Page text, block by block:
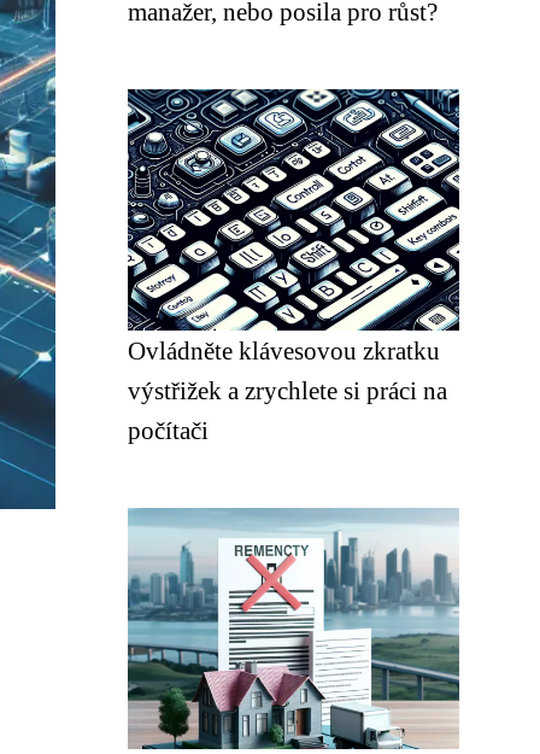
manažer, nebo posila pro růst?
Ovládněte klávesovou zkratku
výstřižek a zrychlete si práci na
počítači